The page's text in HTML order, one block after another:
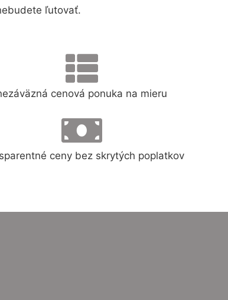
ľutovať.
cenová ponuka na mieru
ceny bez skrytých poplatkov